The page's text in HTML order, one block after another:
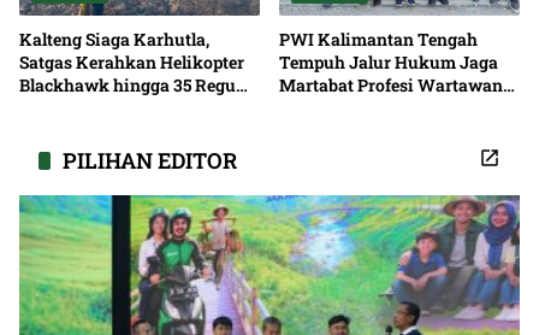
Kalteng Siaga Karhutla,
Satgas Kerahkan Helikopter
Blackhawk hingga 35 Regu
PWI Kalimantan Tengah
Tempuh Jalur Hukum Jaga
Martabat Profesi Wartawan
PILIHAN EDITOR